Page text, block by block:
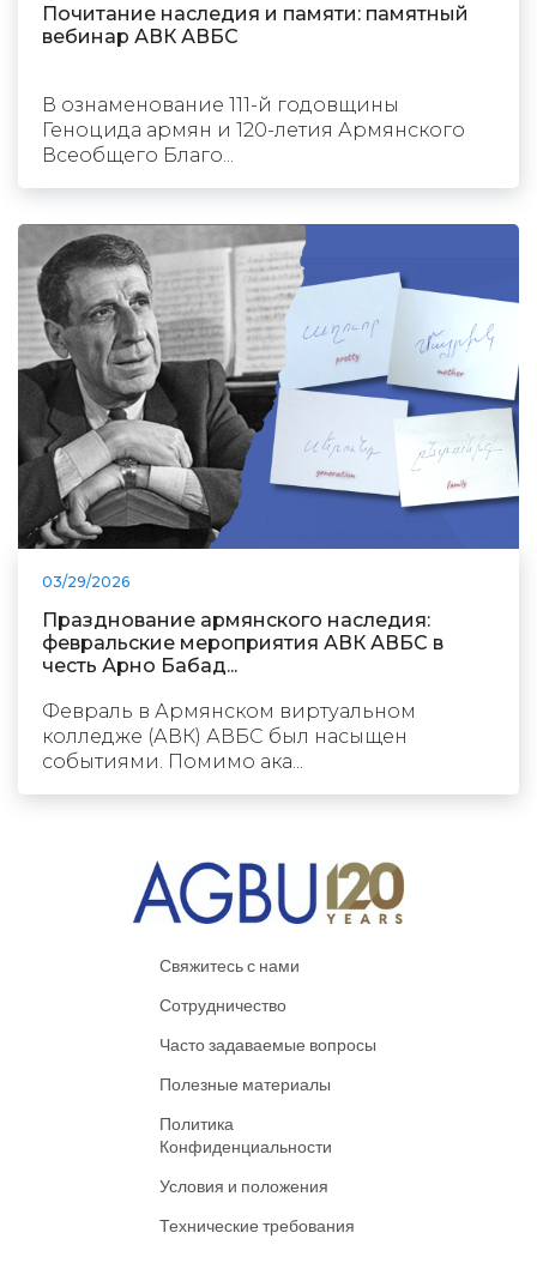
Почитание наследия и памяти: памятный
вебинар АВК АВБС
В ознаменование 111-й годовщины
Геноцида армян и 120-летия Армянского
Всеобщего Благо...
03/29/2026
Празднование армянского наследия:
февральские мероприятия АВК АВБС в
честь Арно Бабад...
Февраль в Армянском виртуальном
колледже (АВК) АВБС был насыщен
событиями. Помимо ака...
Свяжитесь с нами
Сотрудничество
Часто задаваемые вопросы
Полезные материалы
Политика
Конфиденциальности
Условия и положения
Технические требования